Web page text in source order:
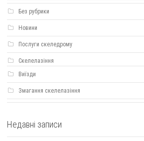
Без рубрики
Новини
Послуги скеледрому
Скелелазіння
Виїзди
Змагання скелелазіння
Недавні записи